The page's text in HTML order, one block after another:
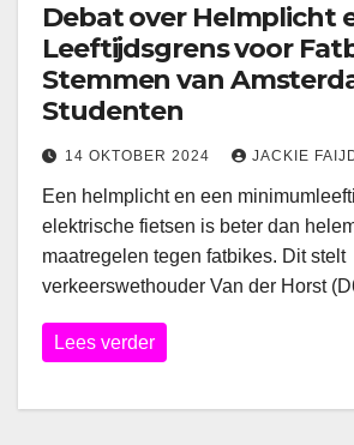
Debat over Helmplicht
Leeftijdsgrens voor
Stemmen van
Studenten
14 OKTOBER 2024 JACKIE
Een helmplicht en een
elektrische fietsen is beter dan
maatregelen tegen fatbikes. Dit stelt
verkeerswethouder Van der Horst
Lees verder